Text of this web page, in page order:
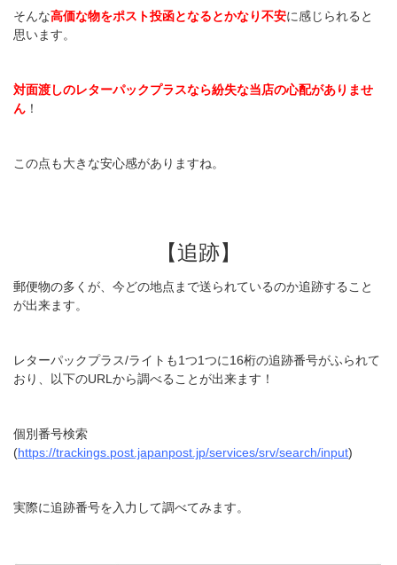
そんな高価な物をポスト投函となるとかなり不安に感じられると
思います。
対面渡しのレターパックプラスなら紛失な当店の心配がありませ
ん ！
この点も大きな安心感がありますね。
【追跡】
郵便物の多くが、今どの地点まで送られているのか追跡すること
が出来ます。
レターパックプラス/ライトも1つ1つに16桁の追跡番号がふられて
おり、以下のURLから調べることが出来ます！
個別番号検索
(https://trackings.post.japanpost.jp/services/srv/search/input)
実際に追跡番号を入力して調べてみます。